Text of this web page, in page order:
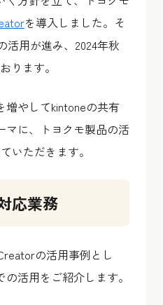
を導入しました。そ
活用が進み、2024年秋
ります。
増やしてkintoneの共有
マに、トヨクモ製品の活
いただきます。
応業務
の活用事例とし
活用をご紹介します。